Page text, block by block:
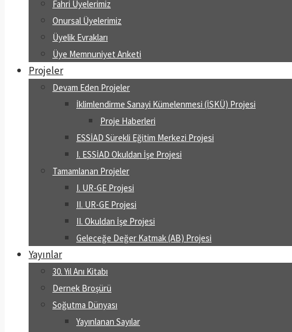
Fahri Üyelerimiz
Onursal Üyelerimiz
Üyelik Evrakları
Üye Memnuniyet Anketi
Projeler
Devam Eden Projeler
İklimlendirme Sanayi Kümelenmesi (İSKÜ) Projesi
Proje Haberleri
ESSİAD Sürekli Eğitim Merkezi Projesi
I. ESSİAD Okuldan İşe Projesi
Tamamlanan Projeler
I. UR-GE Projesi
II. UR-GE Projesi
II. Okuldan İşe Projesi
Geleceğe Değer Katmak (AB) Projesi
Yayınlar
30. Yıl Anı Kitabı
Dernek Broşürü
Soğutma Dünyası
Yayınlanan Sayılar